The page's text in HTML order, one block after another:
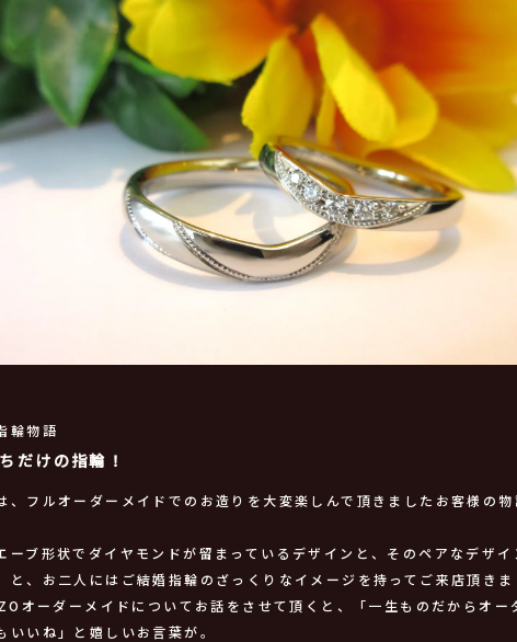
輪物語
だけの指輪！
、フルオーダーメイドでのお造りを大変楽しんで頂きましたお客様の
ーブ形状でダイヤモンドが留まっているデザインと、そのペアなデザ
と、お二人にはご結婚指輪のざっくりなイメージを持ってご来店頂き
オーダーメイドについてお話をさせて頂くと、「一生ものだからオー
いいね」と嬉しいお言葉が。